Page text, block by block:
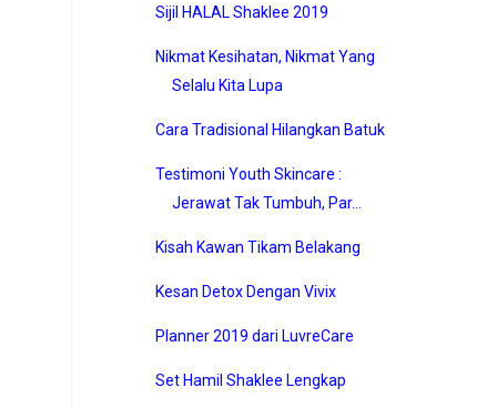
Sijil HALAL Shaklee 2019
Nikmat Kesihatan, Nikmat Yang
Selalu Kita Lupa
Cara Tradisional Hilangkan Batuk
Testimoni Youth Skincare :
Jerawat Tak Tumbuh, Par...
Kisah Kawan Tikam Belakang
Kesan Detox Dengan Vivix
Planner 2019 dari LuvreCare
Set Hamil Shaklee Lengkap